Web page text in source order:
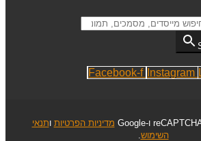
Facebook-f Instagram
מדיניות הפרטיות ותנאי
השימוש